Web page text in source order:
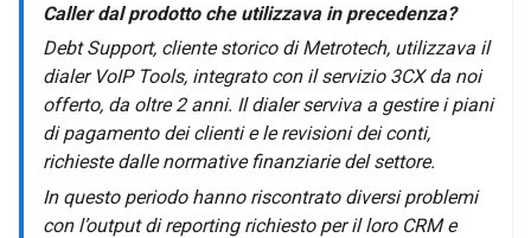
Caller dal prodotto che utilizzava in precedenza?
Debt Support, cliente storico di Metrotech, utilizzava il
dialer VoIP Tools, integrato con il servizio 3CX da noi
offerto, da oltre 2 anni. Il dialer serviva a gestire i piani
di pagamento dei clienti e le revisioni dei conti,
richieste dalle normative finanziarie del settore.
In questo periodo hanno riscontrato diversi problemi
con l’output di reporting richiesto per il loro CRM e